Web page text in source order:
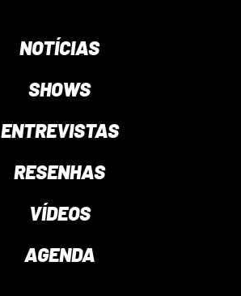
NOTÍCIAS
SHOWS
ENTREVISTAS
RESENHAS
VÍDEOS
AGENDA